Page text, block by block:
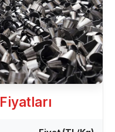
Fiyatları